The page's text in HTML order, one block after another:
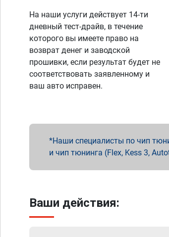
На наши услуги действует 14-ти
дневный тест-драйв, в течение
которого вы имеете право на
возврат денег и заводской
прошивки, если результат будет не
соответствовать заявленному и
ваш авто исправен.
Наши специалисты по чип
и чип тюнинга (Flex, Kess 3,
Ваши действия: